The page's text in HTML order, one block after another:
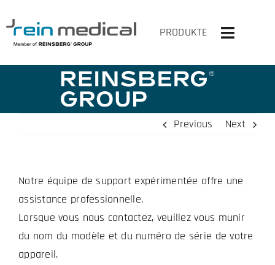
to
content
PRODUKTE
Toggle
HOME
SOLUTIONS
VIRTUELLEMENT EN HAUT
ENTREPRISE
Previous Next
Notre équipe de support expérimentée offre une
assistance professionnelle.
Lorsque vous nous contactez, veuillez vous munir
du nom du modèle et du numéro de série de votre
appareil.